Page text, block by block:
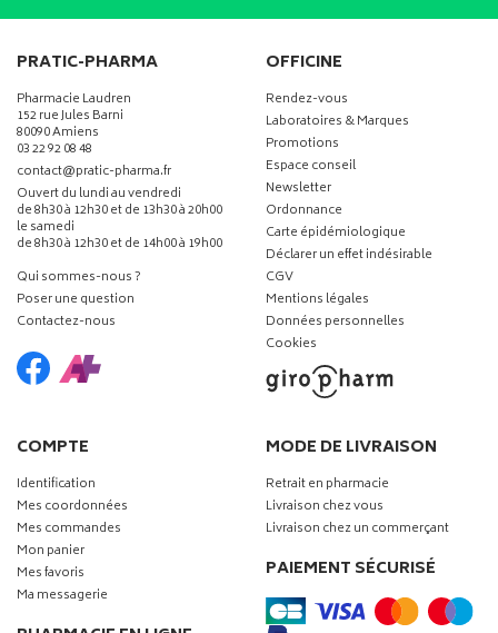
PRATIC-PHARMA
Pharmacie Laudren
152 rue Jules Barni
80090 Amiens
03 22 92 08 48
contact-
@-
pratic-pharma.fr
Ouvert du lundi au vendredi
de 8h30 à 12h30 et de 13h30 à 20h00
le samedi
de 8h30 à 12h30 et de 14h00 à 19h00
Qui sommes-nous ?
Poser une question
Contactez-nous
OFFICINE
Rendez-vous
Laboratoires & Marques
Promotions
Espace conseil
Newsletter
Ordonnance
Carte épidémiologique
Déclarer un effet indésirable
CGV
Mentions légales
Données personnelles
Cookies
COMPTE
Identification
Mes coordonnées
Mes commandes
Mon panier
Mes favoris
Ma messagerie
MODE DE LIVRAISON
Retrait en pharmacie
Livraison chez vous
Livraison chez un commerçant
PAIEMENT SÉCURISÉ